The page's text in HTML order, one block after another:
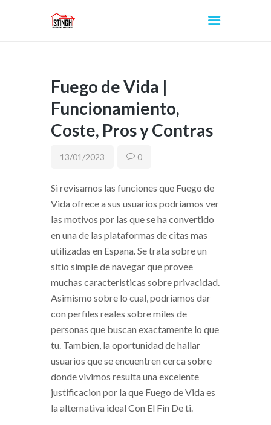
INICIO
Fuego de Vida |
Funcionamiento,
Coste, Pros y Contras
13/01/2023 0
Si revisamos las funciones que Fuego de
Vida ofrece a sus usuarios podri­amos ver
las motivos por las que se ha convertido
en una de las plataformas de citas mas
utilizadas en Espana. Se trata sobre un
sitio simple de navegar que provee
muchas caracteristicas sobre privacidad.
Asimismo sobre lo cual, podri­amos dar
con perfiles reales sobre miles de
personas que buscan exactamente lo que
tu. Tambien, la oportunidad de hallar
usuarios que se encuentren cerca sobre
donde vivimos resulta una excelente
justificacion por la que Fuego de Vida es
la alternativa ideal Con El Fin De ti.